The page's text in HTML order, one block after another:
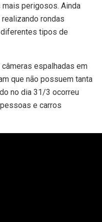
mais perigosos. Ainda
rondas
tipos de
espalhadas em
que não possuem tanta
no dia 31/3 ocorreu
e carros